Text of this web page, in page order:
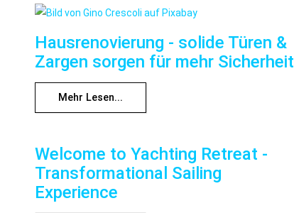
Hausrenovierung - solide Türen &
Zargen sorgen für mehr Sicherheit
Mehr Lesen...
Welcome to Yachting Retreat -
Transformational Sailing
Experience